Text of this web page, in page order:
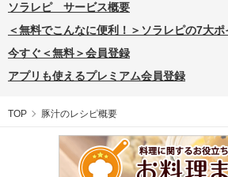
ソラレピ サービス概要
＜無料でこんなに便利！＞ソラレピの7大ポ
今すぐ＜無料＞会員登録
アプリも使えるプレミアム会員登録
TOP 豚汁のレシピ概要